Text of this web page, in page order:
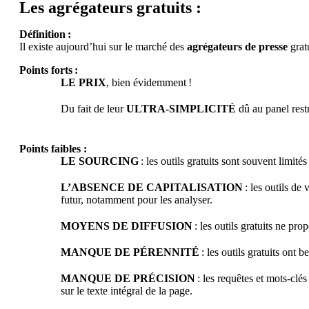
Boostez votre performance avec l’IA agentique de
AI Workplace
Sinequa For life sciences
Sinequa For legal
Sinequa For private equity
Sinequa For manufacturing
Les agrégateurs gratuits :
Définition :
Il existe aujourd’hui sur le marché des agrégateurs de presse
Points forts :
LE PRIX, bien évidemment !
Du fait de leurULTRA-SIMPLICITÉ dû au panel
Points faibles :
LE SOURCING : les outils gratuits sont souvent
L’ABSENCE DE CAPITALISATION : les outils de
futur, notamment pour les analyser.
MOYENS DE DIFFUSION : les outils gratuits ne
MANQUE DE PÉRENNITÉ : les outils gratuits ont
MANQUE DE PRÉCISION : les requêtes et mots-
sur le texte intégral de la page.